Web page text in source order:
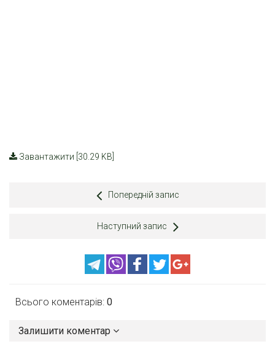
Завантажити [30.29 KB]
Попередній запис
Наступний запис
Всього коментарів: 0
Залишити коментар